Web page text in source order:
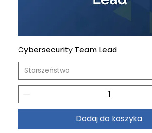
Cybersecurity Team Lead
Dodaj do koszyka